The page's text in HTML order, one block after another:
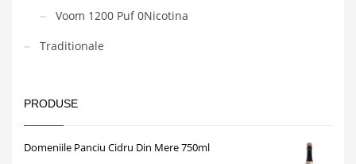
Voom 1200 Puf 0Nicotina
Traditionale
PRODUSE
Domeniile Panciu Cidru Din Mere 750ml